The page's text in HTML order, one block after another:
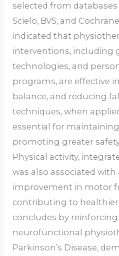
selected from
Scielo, BVS, and
indicated that
interventions, including
technologies, and
programs, are effective
balance, and reducing
techniques, when
essential for
promoting greater
Physical activity,
was also associated
improvement in motor
contributing to
concludes by
neurofunctional
Parkinson’s Disease,